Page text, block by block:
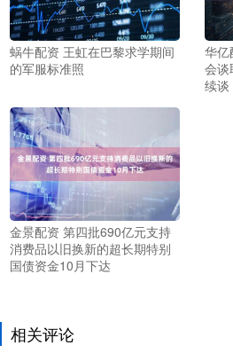
蜗牛配资 王虹在巴黎求学期间
的军服标准照
华亿
会谈
续谈
金景配资 第四批690亿元支持
消费品以旧换新的超长期特别
国债资金10月下达
相关评论